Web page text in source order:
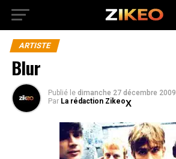
ARTISTE
Blur
Publié le dimanche 27 décembre 2009
Par La rédaction Zikeo